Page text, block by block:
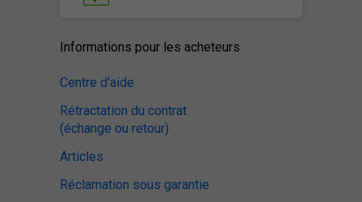
Informations pour les acheteurs
Centre d'aide
Rétractation du contrat
(échange ou retour)
Articles
Réclamation sous garantie